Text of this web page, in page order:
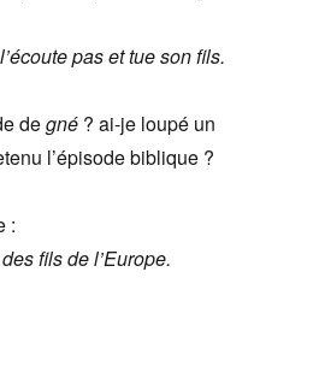
pas et tue son fils.
degné ? ai-je loupé un
l’épisode biblique ?
:
fils de l’Europe.